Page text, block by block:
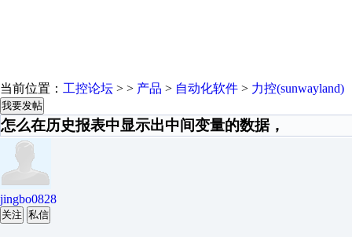
当前位置： 工控论坛 > > 产品 > 自动化软件 > 力控(sunwayland)
我要发帖
怎么在历史报表中显示出中间变量的数据，
jingbo0828
关注 私信